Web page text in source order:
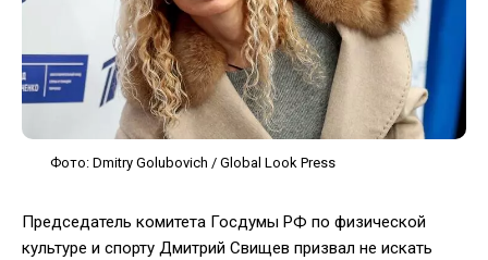
Фото: Dmitry Golubovich / Global Look Press
Председатель комитета Госдумы РФ по физической
культуре и спорту Дмитрий Свищев призвал не искать